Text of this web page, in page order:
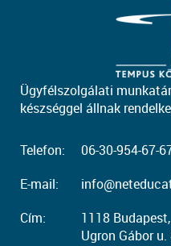
Ügyfélszolgálati
készséggel állnak
Telefon:
06-30-954-67-
E-mail:
Cím:
1118 Budapest,
Ugron Gábor